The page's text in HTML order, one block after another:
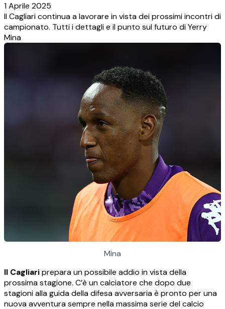
1 Aprile 2025
Il Cagliari continua a lavorare in vista dei prossimi incontri di
campionato. Tutti i dettagli e il punto sul futuro di Yerry
Mina
Mina
Il Cagliariprepara un possibile addio in vista della
prossima stagione. C’è un calciatore che dopo due
stagioni alla guida della difesa avversaria è pronto per una
nuova avventura sempre nella massima serie del calcio